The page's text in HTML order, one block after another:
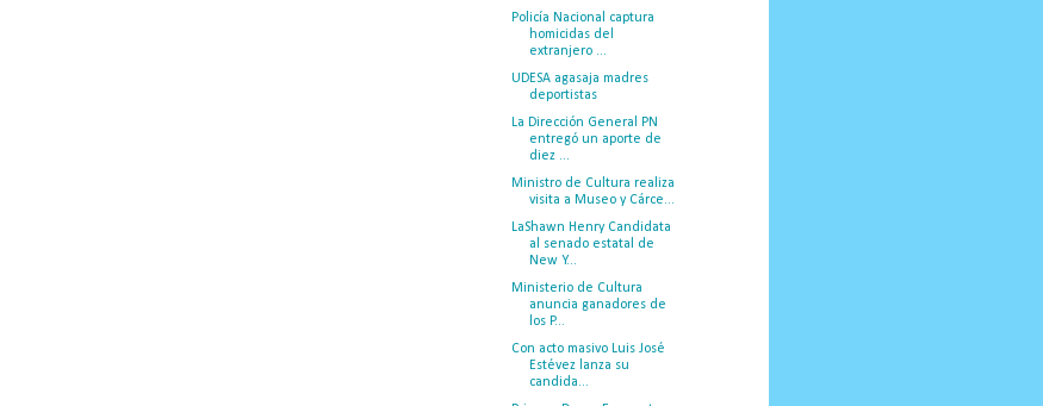
Policía Nacional captura
homicidas del
extranjero ...
UDESA agasaja madres
deportistas
La Dirección General PN
entregó un aporte de
diez ...
Ministro de Cultura realiza
visita a Museo y Cárce...
LaShawn Henry Candidata
al senado estatal de
New Y...
Ministerio de Cultura
anuncia ganadores de
los P...
Con acto masivo Luis José
Estévez lanza su
candida...